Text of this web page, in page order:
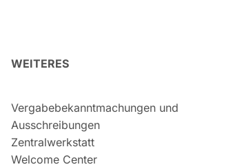
WEITERES
Vergabebekanntmachungen und
Ausschreibungen
Zentralwerkstatt
Welcome Center